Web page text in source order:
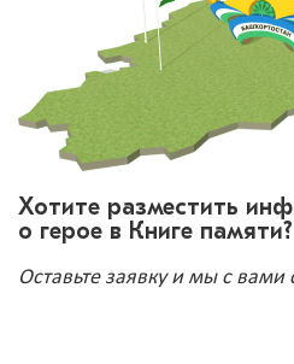
Хотите разместить
о герое в Книге памяти?
Оставьте заявку и мы с вами